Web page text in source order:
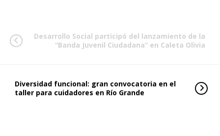
Desarrollo Social participó del lanzamiento de la
“Banda Juvenil Ciudadana” en Caleta Olivia
Diversidad funcional: gran convocatoria en el
taller para cuidadores en Río Grande